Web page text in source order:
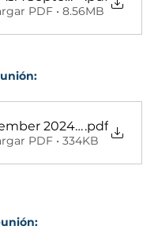
PDF • 8.56MB
2024 Minutes
.pdf
PDF • 334KB